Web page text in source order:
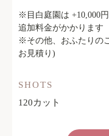
※目白庭園は +10,000
追加料金がかかります
※その他、おふたりの
お見積り)
SHOTS
120カット